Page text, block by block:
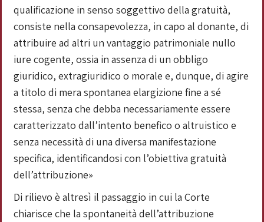
qualificazione in senso soggettivo della gratuità,
consiste nella consapevolezza, in capo al donante, di
attribuire ad altri un vantaggio patrimoniale nullo
iure cogente, ossia in assenza di un obbligo
giuridico, extragiuridico o morale e, dunque, di agire
a titolo di mera spontanea elargizione fine a sé
stessa, senza che debba necessariamente essere
caratterizzato dall’intento benefico o altruistico e
senza necessità di una diversa manifestazione
specifica, identificandosi con l’obiettiva gratuità
dell’attribuzione»
Di rilievo è altresì il passaggio in cui la Corte
chiarisce che la spontaneità dell’attribuzione